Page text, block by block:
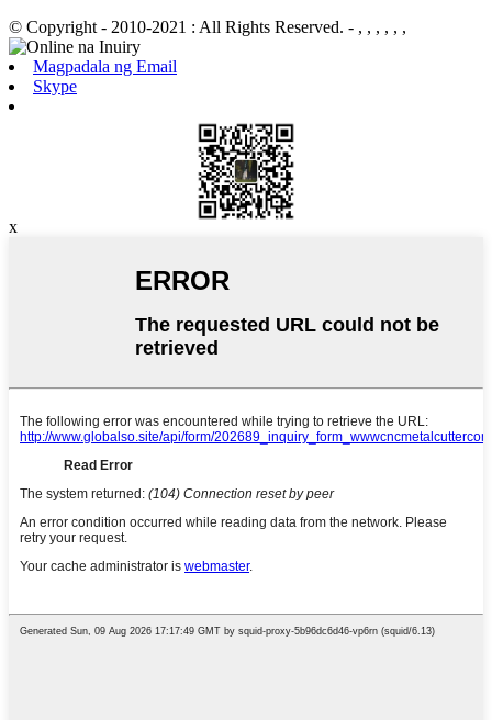
© Copyright - 2010-2021 : All Rights Reserved. - , , , , , ,
Magpadala ng Email
Skype
x